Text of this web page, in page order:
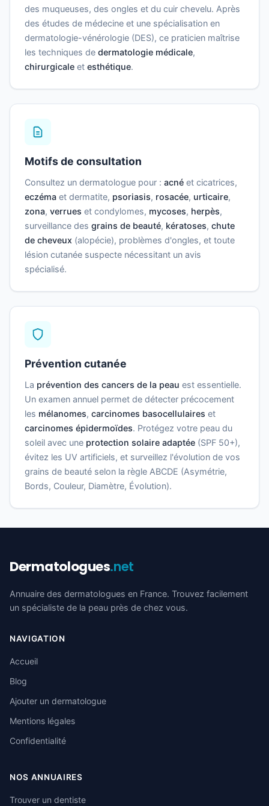
des muqueuses, des ongles et du cuir chevelu. Après
des études de médecine et une spécialisation en
dermatologie-vénérologie (DES), ce praticien maîtrise
les techniques de dermatologie médicale,
chirurgicale et esthétique.
Motifs de consultation
Consultez un dermatologue pour : acné et cicatrices,
eczéma et dermatite, psoriasis, rosacée, urticaire,
zona, verrues et condylomes, mycoses, herpès,
surveillance des grains de beauté, kératoses, chute
de cheveux (alopécie), problèmes d'ongles, et toute
lésion cutanée suspecte nécessitant un avis
spécialisé.
Prévention cutanée
La prévention des cancers de la peau est essentielle.
Un examen annuel permet de détecter précocement
les mélanomes, carcinomes basocellulaires et
carcinomes épidermoïdes. Protégez votre peau du
soleil avec une protection solaire adaptée (SPF 50+),
évitez les UV artificiels, et surveillez l'évolution de vos
grains de beauté selon la règle ABCDE (Asymétrie,
Bords, Couleur, Diamètre, Évolution).
Dermatologues.net
Annuaire des dermatologues en France. Trouvez facilement
un spécialiste de la peau près de chez vous.
NAVIGATION
Accueil
Blog
Ajouter un dermatologue
Mentions légales
Confidentialité
NOS ANNUAIRES
Trouver un dentiste